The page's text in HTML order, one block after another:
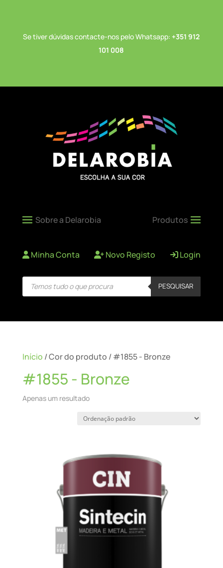
Se tiver dúvidas contacte-nos pelo Whatsapp: +351 912
101 008
Minha Conta Novo Registo Login
Products
search PESQUISAR
Início / Cor do produto / #1855 - Bronze
#1855 - Bronze
Apenas um resultado